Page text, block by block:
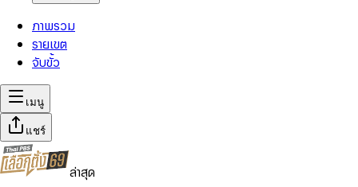
ภาพรวม
รายเขต
จับขั้ว
เมนู
แชร์
ล่าสุด